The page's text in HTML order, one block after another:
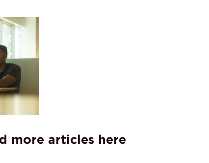
more articles here